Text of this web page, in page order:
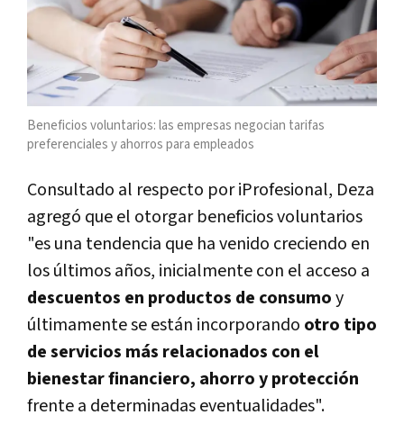
Beneficios voluntarios: las empresas negocian tarifas
preferenciales y ahorros para empleados
Consultado al respecto por iProfesional, Deza
agregó que el otorgar beneficios voluntarios
"es una tendencia que ha venido creciendo en
los últimos años, inicialmente con el acceso a
descuentos en productos de consumoy
últimamente se están incorporando otro tipo
de servicios más relacionados con el
bienestar financiero, ahorro y protección
frente a determinadas eventualidades".